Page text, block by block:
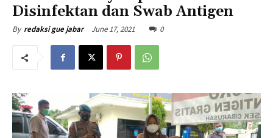
Disinfektan dan Swab Antigen
By redaksi gue jabar June 17, 2021 0